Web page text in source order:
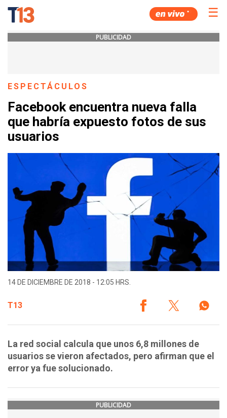
☰
PUBLICIDAD
ESPECTÁCULOS
Facebook encuentra nueva falla
que habría expuesto fotos de sus
usuarios
14 DE DICIEMBRE DE 2018 - 12:05 HRS.
T13
La red social calcula que unos 6,8 millones de
usuarios se vieron afectados, pero afirman que el
error ya fue solucionado.
PUBLICIDAD